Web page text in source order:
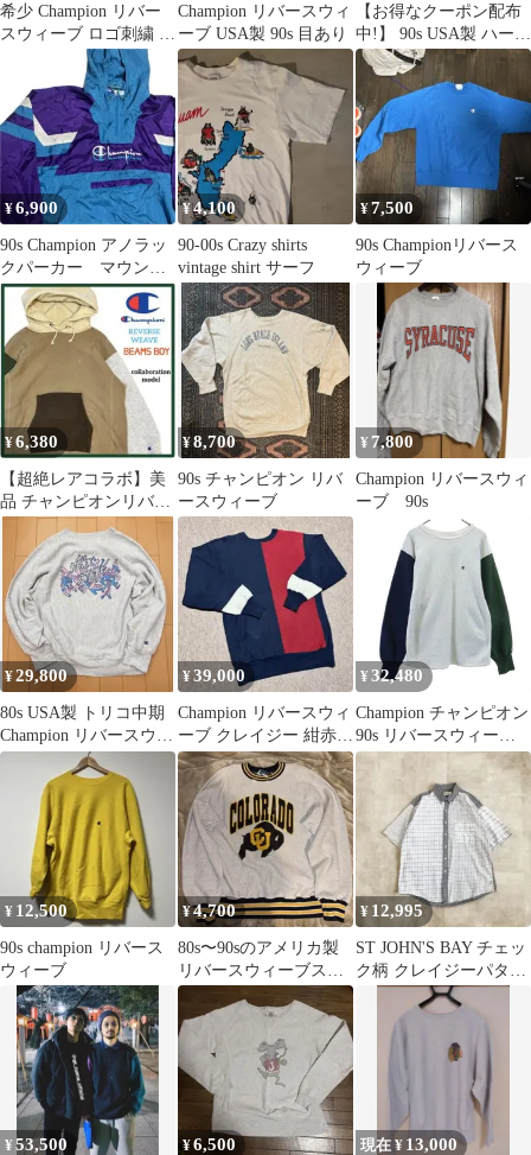
希少 Champion リバー
スウィーブ ロゴ刺繍 V
ネック 古着 ピンク
Champion リバースウィ
ーブ USA製 90s 目あり
【お得なクーポン配布
中!】 90s USA製 ハード
ロックカフェ 両面 刺繍
スウェット メンズ レデ
ィース L オールド トレ
ーナー 裏起毛 企業物
リバース タイプ クレイ
ジー
¥6,900
90s Champion アノラッ
クパーカー マウンテ
ンパーカー 青タグ
¥4,100
90-00s Crazy shirts
vintage shirt サーフ
¥7,500
90s Championリバース
ウィーブ
¥6,380
【超絶レアコラボ】美
品 チャンピオンリバー
スウィーブ×ビームスボ
ーイ パーカー
¥8,700
90s チャンピオン リバ
ースウィーブ
¥ 7,800
Champion リバースウィ
ーブ 90s
¥29,800
80s USA製 トリコ中期
Champion リバースウィ
ーブ レアデザイン
¥39,000
Champion リバースウィ
ーブ クレイジー 紺赤灰
目無 USA製 90s
¥ 32,480
Champion チャンピオン
90s リバースウィーブ
REVERSE WEAVE USA
製 クレイジーパターン
刺繍タグ XXL 長袖 ト
レーナー XXL グレー系
スウェット 裏起毛 メン
ズ 古着
¥ 12,500
90s champion リバース
ウィーブ
¥4,700
80s〜90sのアメリカ製
リバースウィーブスウ
ェット
¥ 12,995
ST JOHN'S BAY チェッ
ク柄 クレイジーパター
ン ボタンダウンシャツ
¥53,500 ¥6,500 現在 ¥ 13,000